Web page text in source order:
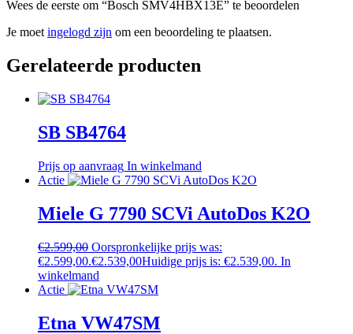
Wees de eerste om “Bosch SMV4HBX13E” te beoordelen
Je moet ingelogd zijn om een beoordeling te plaatsen.
Gerelateerde producten
SB SB4764
Prijs op aanvraag In winkelmand
Actie
Miele G 7790 SCVi AutoDos K2O
€2.599,00 Oorspronkelijke prijs was:
€2.599,00.€2.539,00Huidige prijs is: €2.539,00. In
winkelmand
Actie
Etna VW47SM